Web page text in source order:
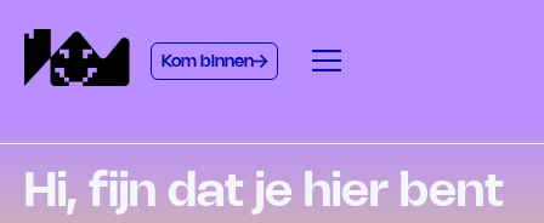
Kom binnen
Hi, fijn dat je hier bent